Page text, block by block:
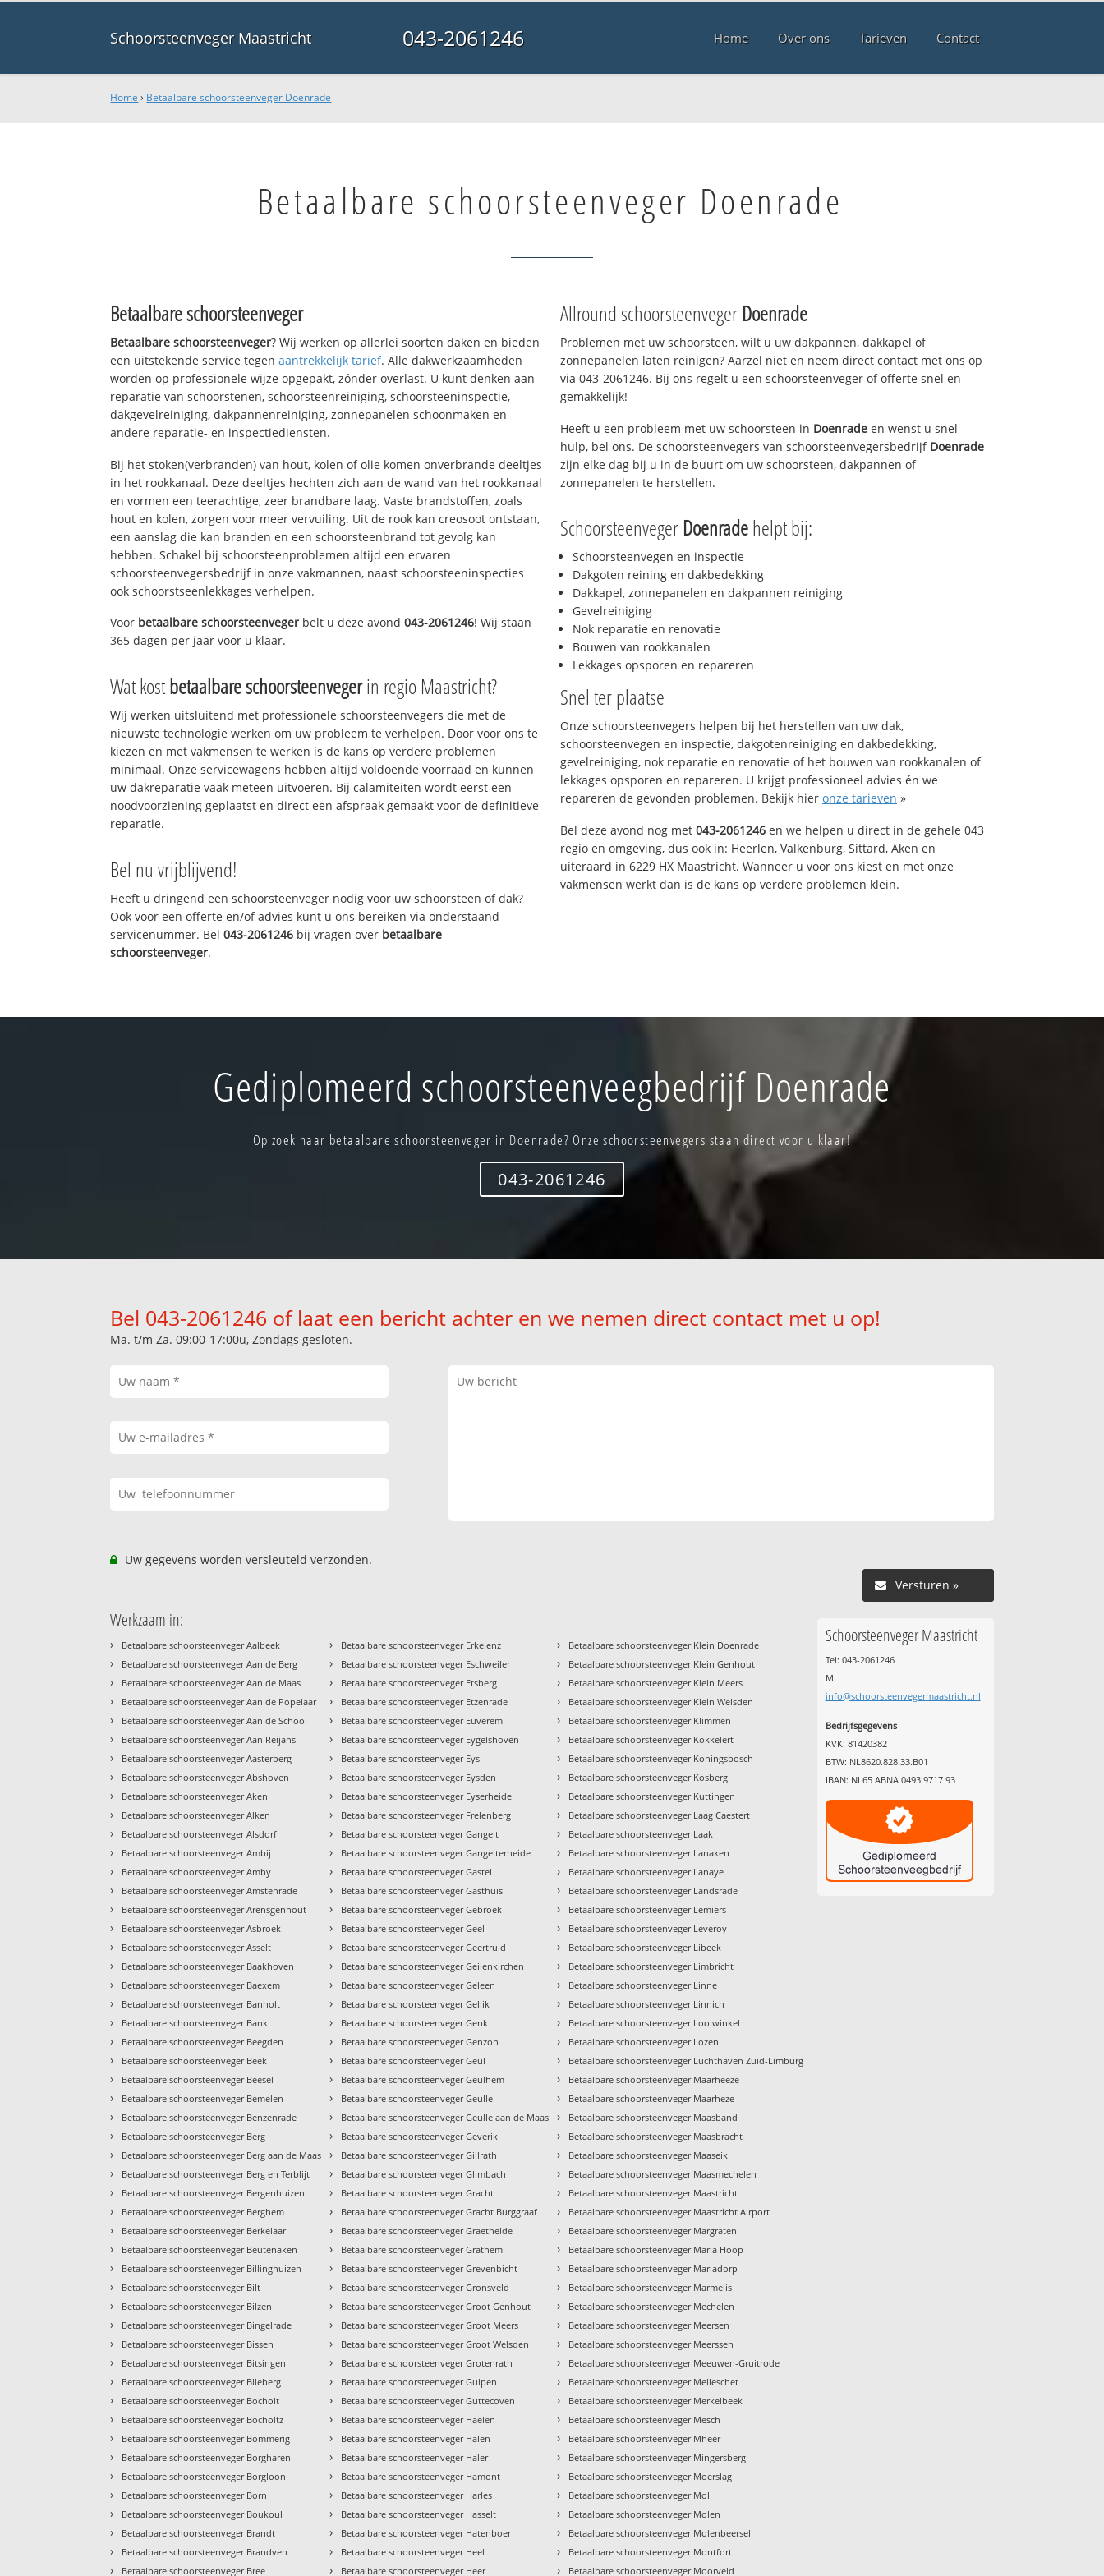
Schoorsteenveger Maastricht 043-2061246 Home Over ons Tarieven Contact
Home › Betaalbare schoorsteenveger Doenrade
Betaalbare schoorsteenveger Doenrade
Betaalbare schoorsteenveger
Betaalbare schoorsteenveger? Wij werken op allerlei soorten daken en bieden
een uitstekende service tegenaantrekkelijk tarief. Alle dakwerkzaamheden
worden op professionele wijze opgepakt, zónder overlast. U kunt denken aan
reparatie van schoorstenen, schoorsteenreiniging, schoorsteeninspectie,
dakgevelreiniging, dakpannenreiniging, zonnepanelen schoonmaken en
andere reparatie- en inspectiediensten.
Bij het stoken(verbranden) van hout, kolen of olie komen onverbrande deeltjes
in het rookkanaal. Deze deeltjes hechten zich aan de wand van het rookkanaal
en vormen een teerachtige, zeer brandbare laag. Vaste brandstoffen, zoals
hout en kolen, zorgen voor meer vervuiling. Uit de rook kan creosoot ontstaan,
een aanslag die kan branden en een schoorsteenbrand tot gevolg kan
hebben. Schakel bij schoorsteenproblemen altijd een ervaren
schoorsteenvegersbedrijf in onze vakmannen, naast schoorsteeninspecties
ook schoorstseenlekkages verhelpen.
Voor betaalbare schoorsteenveger belt u deze avond043-2061246! Wij staan
365 dagen per jaar voor u klaar.
Wat kostbetaalbare schoorsteenvegerin regio Maastricht?
Wij werken uitsluitend met professionele schoorsteenvegers die met de
nieuwste technologie werken om uw probleem te verhelpen. Door voor ons te
kiezen en met vakmensen te werken is de kans op verdere problemen
minimaal. Onze servicewagens hebben altijd voldoende voorraad en kunnen
uw dakreparatie vaak meteen uitvoeren. Bij calamiteiten wordt eerst een
noodvoorziening geplaatst en direct een afspraak gemaakt voor de definitieve
reparatie.
Bel nu vrijblijvend!
Heeft u dringend een schoorsteenveger nodig voor uw schoorsteen of dak?
Ook voor een offerte en/of advies kunt u ons bereiken via onderstaand
servicenummer. Bel043-2061246 bij vragen over betaalbare
schoorsteenveger.
Allround schoorsteenveger Doenrade
Problemen met uw schoorsteen, wilt u uw dakpannen, dakkapel of
zonnepanelen laten reinigen? Aarzel niet en neem direct contact met ons op
via 043-2061246. Bij ons regelt u een schoorsteenveger of offerte snel en
gemakkelijk!
Heeft u een probleem met uw schoorsteen in Doenrade en wenst u snel
hulp, bel ons. De schoorsteenvegers van schoorsteenvegersbedrijf Doenrade
zijn elke dag bij u in de buurt om uw schoorsteen, dakpannen of
zonnepanelen te herstellen.
Schoorsteenveger Doenradehelpt bij:
Schoorsteenvegen en inspectie
Dakgoten reining en dakbedekking
Dakkapel, zonnepanelen en dakpannen reiniging
Gevelreiniging
Nok reparatie en renovatie
Bouwen van rookkanalen
Lekkages opsporen en repareren
Snel ter plaatse
Onze schoorsteenvegers helpen bij het herstellen van uw dak,
schoorsteenvegen en inspectie, dakgotenreiniging en dakbedekking,
gevelreiniging, nok reparatie en renovatie of het bouwen van rookkanalen of
lekkages opsporen en repareren. U krijgt professioneel advies én we
repareren de gevonden problemen. Bekijk hier onze tarieven »
Bel deze avond nog met 043-2061246 en we helpen u direct in de gehele 043
regio en omgeving, dus ook in: Heerlen, Valkenburg, Sittard, Aken en
uiteraard in 6229 HX Maastricht. Wanneer u voor ons kiest en met onze
vakmensen werkt dan is de kans op verdere problemen klein.
Gediplomeerd schoorsteenveegbedrijf Doenrade
Op zoek naar betaalbare schoorsteenveger in Doenrade? Onze schoorsteenvegers staan direct voor u klaar!
043-2061246
Bel 043-2061246 of laat een bericht achter en we nemen direct contact met u op!
Ma. t/m Za. 09:00-17:00u, Zondags gesloten.
Uw gegevens worden versleuteld verzonden.
Versturen »
Werkzaam in:
› Betaalbare schoorsteenveger Aalbeek
› Betaalbare schoorsteenveger Aan de Berg
› Betaalbare schoorsteenveger Aan de Maas
› Betaalbare schoorsteenveger Aan de Popelaar
› Betaalbare schoorsteenveger Aan de School
› Betaalbare schoorsteenveger Aan Reijans
› Betaalbare schoorsteenveger Aasterberg
› Betaalbare schoorsteenveger Abshoven
› Betaalbare schoorsteenveger Aken
› Betaalbare schoorsteenveger Alken
› Betaalbare schoorsteenveger Alsdorf
› Betaalbare schoorsteenveger Ambij
› Betaalbare schoorsteenveger Amby
› Betaalbare schoorsteenveger Amstenrade
› Betaalbare schoorsteenveger Arensgenhout
› Betaalbare schoorsteenveger Asbroek
› Betaalbare schoorsteenveger Asselt
› Betaalbare schoorsteenveger Baakhoven
› Betaalbare schoorsteenveger Baexem
› Betaalbare schoorsteenveger Banholt
› Betaalbare schoorsteenveger Bank
› Betaalbare schoorsteenveger Beegden
› Betaalbare schoorsteenveger Beek
› Betaalbare schoorsteenveger Beesel
› Betaalbare schoorsteenveger Bemelen
› Betaalbare schoorsteenveger Benzenrade
› Betaalbare schoorsteenveger Berg
› Betaalbare schoorsteenveger Berg aan de Maas
› Betaalbare schoorsteenveger Berg en Terblijt
› Betaalbare schoorsteenveger Bergenhuizen
› Betaalbare schoorsteenveger Berghem
› Betaalbare schoorsteenveger Berkelaar
› Betaalbare schoorsteenveger Beutenaken
› Betaalbare schoorsteenveger Billinghuizen
› Betaalbare schoorsteenveger Bilt
› Betaalbare schoorsteenveger Bilzen
› Betaalbare schoorsteenveger Bingelrade
› Betaalbare schoorsteenveger Bissen
› Betaalbare schoorsteenveger Bitsingen
› Betaalbare schoorsteenveger Blieberg
› Betaalbare schoorsteenveger Bocholt
› Betaalbare schoorsteenveger Bocholtz
› Betaalbare schoorsteenveger Bommerig
› Betaalbare schoorsteenveger Borgharen
› Betaalbare schoorsteenveger Borgloon
› Betaalbare schoorsteenveger Born
› Betaalbare schoorsteenveger Boukoul
› Betaalbare schoorsteenveger Brandt
› Betaalbare schoorsteenveger Brandven
› Betaalbare schoorsteenveger Bree
› Betaalbare schoorsteenveger Erkelenz
› Betaalbare schoorsteenveger Eschweiler
› Betaalbare schoorsteenveger Etsberg
› Betaalbare schoorsteenveger Etzenrade
› Betaalbare schoorsteenveger Euverem
› Betaalbare schoorsteenveger Eygelshoven
› Betaalbare schoorsteenveger Eys
› Betaalbare schoorsteenveger Eysden
› Betaalbare schoorsteenveger Eyserheide
› Betaalbare schoorsteenveger Frelenberg
› Betaalbare schoorsteenveger Gangelt
› Betaalbare schoorsteenveger Gangelterheide
› Betaalbare schoorsteenveger Gastel
› Betaalbare schoorsteenveger Gasthuis
› Betaalbare schoorsteenveger Gebroek
› Betaalbare schoorsteenveger Geel
› Betaalbare schoorsteenveger Geertruid
› Betaalbare schoorsteenveger Geilenkirchen
› Betaalbare schoorsteenveger Geleen
› Betaalbare schoorsteenveger Gellik
› Betaalbare schoorsteenveger Genk
› Betaalbare schoorsteenveger Genzon
› Betaalbare schoorsteenveger Geul
› Betaalbare schoorsteenveger Geulhem
› Betaalbare schoorsteenveger Geulle
› Betaalbare schoorsteenveger Geulle aan de Maas
› Betaalbare schoorsteenveger Geverik
› Betaalbare schoorsteenveger Gillrath
› Betaalbare schoorsteenveger Glimbach
› Betaalbare schoorsteenveger Gracht
› Betaalbare schoorsteenveger Gracht Burggraaf
› Betaalbare schoorsteenveger Graetheide
› Betaalbare schoorsteenveger Grathem
› Betaalbare schoorsteenveger Grevenbicht
› Betaalbare schoorsteenveger Gronsveld
› Betaalbare schoorsteenveger Groot Genhout
› Betaalbare schoorsteenveger Groot Meers
› Betaalbare schoorsteenveger Groot Welsden
› Betaalbare schoorsteenveger Grotenrath
› Betaalbare schoorsteenveger Gulpen
› Betaalbare schoorsteenveger Guttecoven
› Betaalbare schoorsteenveger Haelen
› Betaalbare schoorsteenveger Halen
› Betaalbare schoorsteenveger Haler
› Betaalbare schoorsteenveger Hamont
› Betaalbare schoorsteenveger Harles
› Betaalbare schoorsteenveger Hasselt
› Betaalbare schoorsteenveger Hatenboer
› Betaalbare schoorsteenveger Heel
› Betaalbare schoorsteenveger Heer
› Betaalbare schoorsteenveger Klein Doenrade
› Betaalbare schoorsteenveger Klein Genhout
› Betaalbare schoorsteenveger Klein Meers
› Betaalbare schoorsteenveger Klein Welsden
› Betaalbare schoorsteenveger Klimmen
› Betaalbare schoorsteenveger Kokkelert
› Betaalbare schoorsteenveger Koningsbosch
› Betaalbare schoorsteenveger Kosberg
› Betaalbare schoorsteenveger Kuttingen
› Betaalbare schoorsteenveger Laag Caestert
› Betaalbare schoorsteenveger Laak
› Betaalbare schoorsteenveger Lanaken
› Betaalbare schoorsteenveger Lanaye
› Betaalbare schoorsteenveger Landsrade
› Betaalbare schoorsteenveger Lemiers
› Betaalbare schoorsteenveger Leveroy
› Betaalbare schoorsteenveger Libeek
› Betaalbare schoorsteenveger Limbricht
› Betaalbare schoorsteenveger Linne
› Betaalbare schoorsteenveger Linnich
› Betaalbare schoorsteenveger Looiwinkel
› Betaalbare schoorsteenveger Lozen
› Betaalbare schoorsteenveger Luchthaven Zuid-Limburg
› Betaalbare schoorsteenveger Maarheeze
› Betaalbare schoorsteenveger Maarheze
› Betaalbare schoorsteenveger Maasband
› Betaalbare schoorsteenveger Maasbracht
› Betaalbare schoorsteenveger Maaseik
› Betaalbare schoorsteenveger Maasmechelen
› Betaalbare schoorsteenveger Maastricht
› Betaalbare schoorsteenveger Maastricht Airport
› Betaalbare schoorsteenveger Margraten
› Betaalbare schoorsteenveger Maria Hoop
› Betaalbare schoorsteenveger Mariadorp
› Betaalbare schoorsteenveger Marmelis
› Betaalbare schoorsteenveger Mechelen
› Betaalbare schoorsteenveger Meersen
› Betaalbare schoorsteenveger Meerssen
› Betaalbare schoorsteenveger Meeuwen-Gruitrode
› Betaalbare schoorsteenveger Melleschet
› Betaalbare schoorsteenveger Merkelbeek
› Betaalbare schoorsteenveger Mesch
› Betaalbare schoorsteenveger Mheer
› Betaalbare schoorsteenveger Mingersberg
› Betaalbare schoorsteenveger Moerslag
› Betaalbare schoorsteenveger Mol
› Betaalbare schoorsteenveger Molen
› Betaalbare schoorsteenveger Molenbeersel
› Betaalbare schoorsteenveger Montfort
› Betaalbare schoorsteenveger Moorveld
Schoorsteenveger Maastricht
Tel: 043-2061246
M:
info@schoorsteenvegermaastricht.nl
Bedrijfsgegevens
KVK: 81420382
BTW: NL8620.828.33.B01
IBAN: NL65 ABNA 0493 9717 93